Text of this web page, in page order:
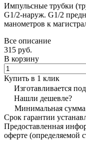
Импульсные трубки
G1/2-наруж. G1/2
манометров к
Все описание
315 руб.
В корзину
Купить в 1 клик
Изготавливается под
Нашли дешевле?
Минимальная сумма
Срок гарантии
Предоставленная
оферте (определяемой